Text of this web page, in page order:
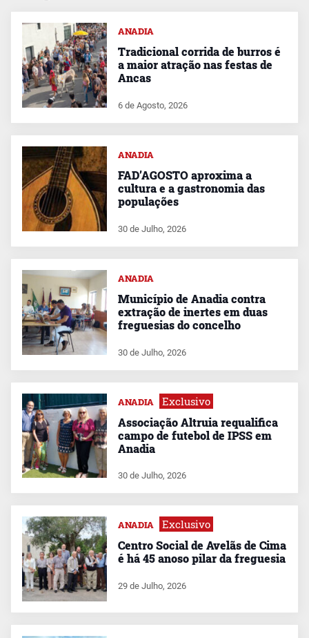
ANADIA
Tradicional corrida de burros é
a maior atração nas festas de
Ancas
6 de Agosto, 2026
ANADIA
FAD’AGOSTO aproxima a
cultura e a gastronomia das
populações
30 de Julho, 2026
ANADIA
Município de Anadia contra
extração de inertes em duas
freguesias do concelho
30 de Julho, 2026
ANADIA Exclusivo
Associação Altruia requalifica
campo de futebol de IPSS em
Anadia
30 de Julho, 2026
ANADIA Exclusivo
Centro Social de Avelãs de Cima
é há 45 anoso pilar da freguesia
29 de Julho, 2026